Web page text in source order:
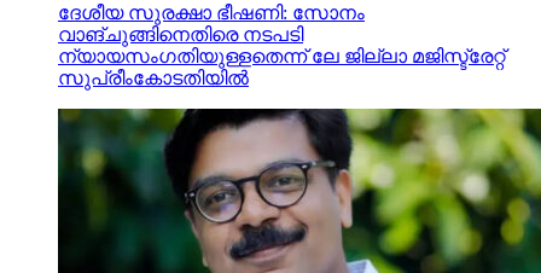
ദേശീയ സുരക്ഷാ ഭീഷണി: സോനം
വാങ്ചുങ്ങിനെതിരെ നടപടി
ന്യായസംഗതിയുള്ളതെന്ന് ലേ ജില്ലാ മജിസ്ട്രേറ്റ്
സുപ്രീംകോടതിയില്‍